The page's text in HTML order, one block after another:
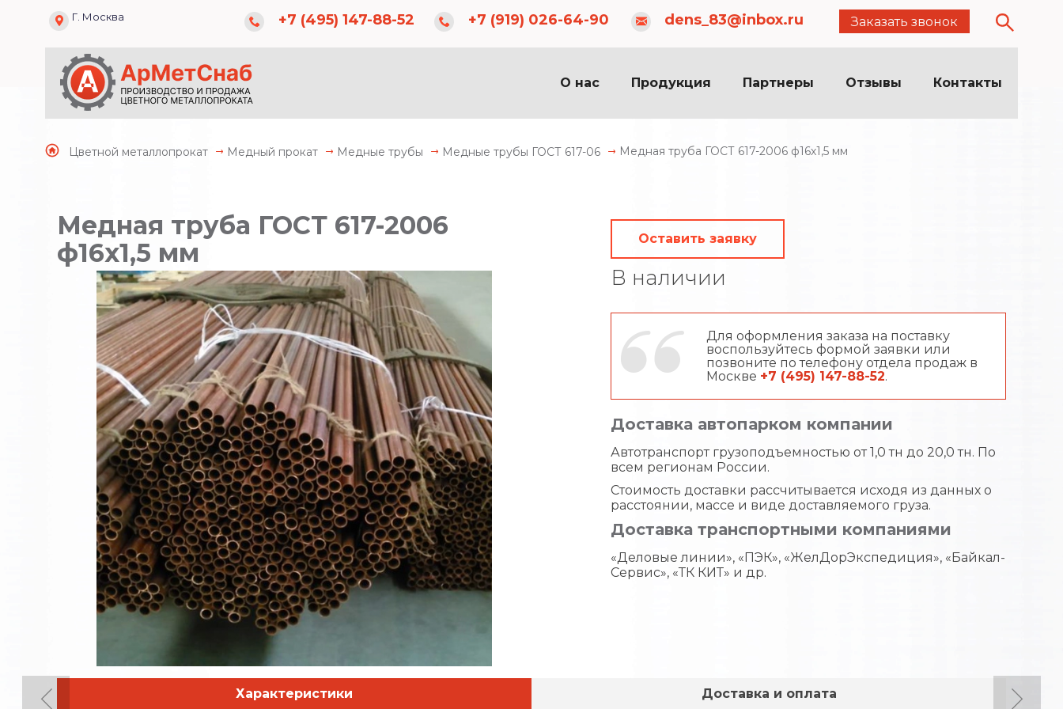
dens_83@inbox.ru c 08:00 до 20:00
+7 (495) 147-88-52 +7 (919) 026-64-90
Г. Москва dens_83@inbox.ru Заказать звонок
О нас Продукция Партнеры Отзывы Контакты
Цветной металлопрокат Медный прокат Медные трубы Медные трубы ГОСТ 617-06 Медная труба ГОСТ 617-2006 ф16х1,5 мм
Медная труба ГОСТ 617-2006
ф16х1,5 мм
Оставить заявку
В наличии
Для оформления заказа на поставку
воспользуйтесь формой заявки или
позвоните по телефону отдела продаж в
Москве +7 (495) 147-88-52.
Доставка автопарком компании
Автотранспорт грузоподъемностью от 1,0 тн до 20,0 тн. По
всем регионам России.
Стоимость доставки рассчитывается исходя из данных о
расстоянии, массе и виде доставляемого груза.
Доставка транспортными компаниями
«Деловые линии», «ПЭК», «ЖелДорЭкспедиция», «Байкал-
Сервис», «ТК КИТ» и др.
Характеристики Доставка и оплата